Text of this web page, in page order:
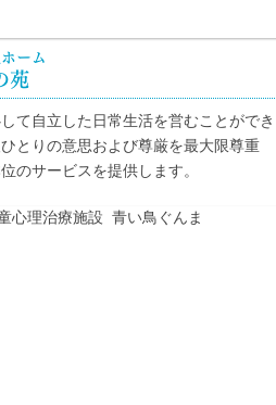
ーム
苑
て自立した日常生活を営むことができ
とりの意思および尊厳を最大限尊重
のサービスを提供します。